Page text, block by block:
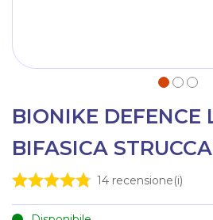
BIONIKE DEFENCE
BIFASICA
14 recensione(i)